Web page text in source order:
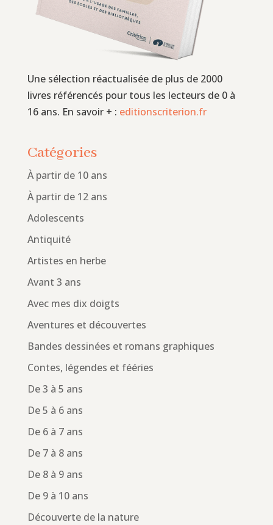
Une sélection réactualisée de plus de 2000
livres référencés pour tous les lecteurs de 0 à
16 ans. En savoir + : editionscriterion.fr
Catégories
À partir de 10 ans
À partir de 12 ans
Adolescents
Antiquité
Artistes en herbe
Avant 3 ans
Avec mes dix doigts
Aventures et découvertes
Bandes dessinées et romans graphiques
Contes, légendes et fééries
De 3 à 5 ans
De 5 à 6 ans
De 6 à 7 ans
De 7 à 8 ans
De 8 à 9 ans
De 9 à 10 ans
Découverte de la nature